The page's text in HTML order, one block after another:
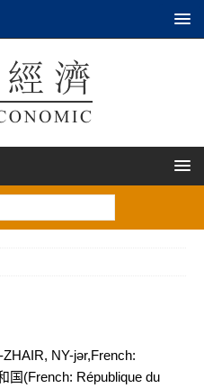
ZHAIR, NY-jər,French:
国(French: République du